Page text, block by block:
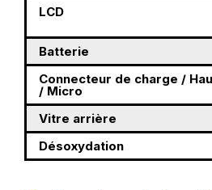
LCD
Batterie
Connecteur de charge /
/ Micro
Vitre arrière
Désoxydation